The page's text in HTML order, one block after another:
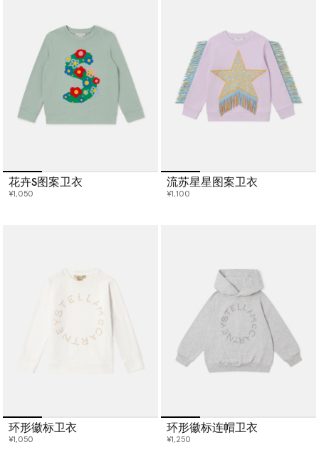
花卉S图案卫衣
¥1,050
流苏星星图案卫衣
¥1,100
环形徽标卫衣
¥1,050
环形徽标连帽卫衣
¥1,250